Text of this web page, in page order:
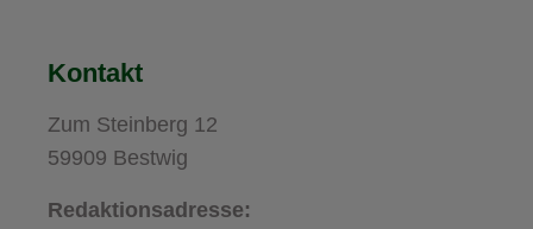
Kontakt
Zum Steinberg 12
59909 Bestwig
Redaktionsadresse: